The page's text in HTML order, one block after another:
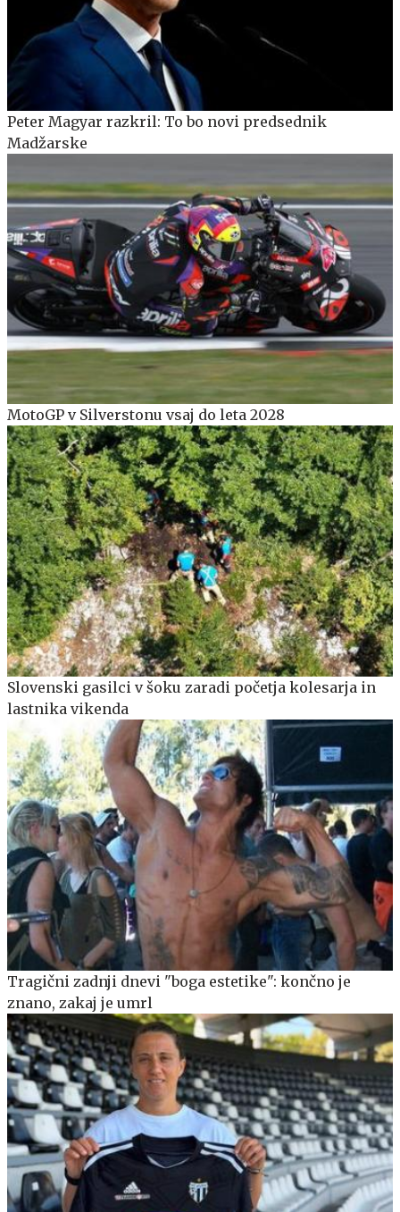
Peter Magyar razkril: To bo novi predsednik
Madžarske
MotoGP v Silverstonu vsaj do leta 2028
Slovenski gasilci v šoku zaradi početja kolesarja in
lastnika vikenda
Tragični zadnji dnevi "boga estetike": končno je
znano, zakaj je umrl